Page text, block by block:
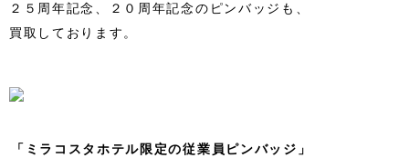
２５周年記念、２０周年記念のピンバッジも、
買取しております。
「ミラコスタホテル限定の従業員ピンバッジ」